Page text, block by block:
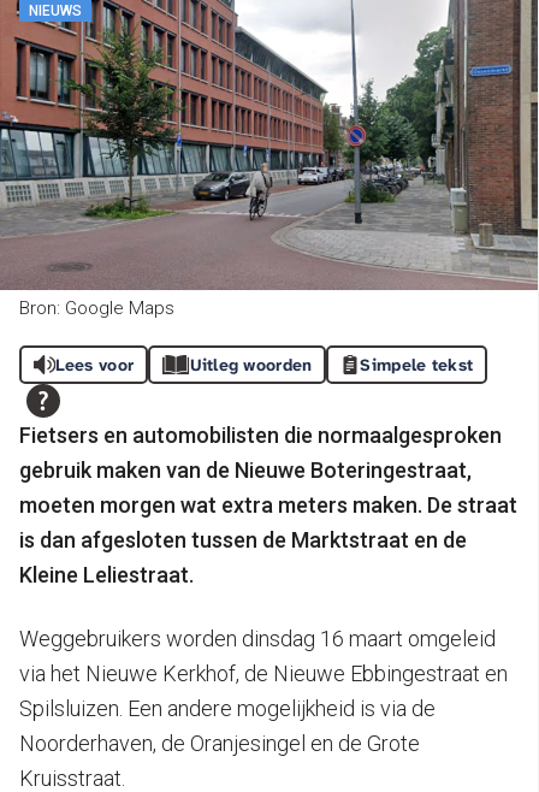
NIEUWS
Bron: Google Maps
Lees voor Uitleg woorden Simpele tekst
Fietsers en automobilisten die normaalgesproken
gebruik maken van de Nieuwe Boteringestraat,
moeten morgen wat extra meters maken. De straat
is dan afgesloten tussen de Marktstraat en de
Kleine Leliestraat.
Weggebruikers worden dinsdag 16 maart omgeleid
via het Nieuwe Kerkhof, de Nieuwe Ebbingestraat en
Spilsluizen. Een andere mogelijkheid is via de
Noorderhaven, de Oranjesingel en de Grote
Kruisstraat.